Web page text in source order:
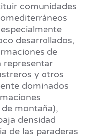
comunidades
desarrollados,
de
representar
y otros
dominados
montaña),
densidad
de las paraderas